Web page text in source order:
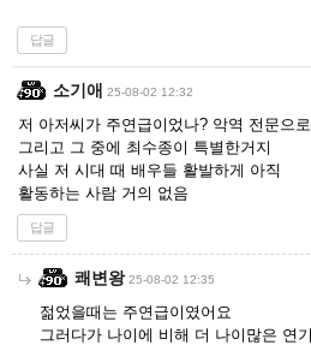
답글
소기애 25-08-02 12:32
저 아저씨가 주연급이었나? 악역 전문으
그리고 그 중에 최수종이 특별한거지
사실 저 시대 때 배우들 활발하게 아직
활동하는 사람 거의 없음
답글
쾌변왕 25-08-02 12:35
젊었을때는 주연급이였어요
그러다가 나이에 비해 더 나이많은 연